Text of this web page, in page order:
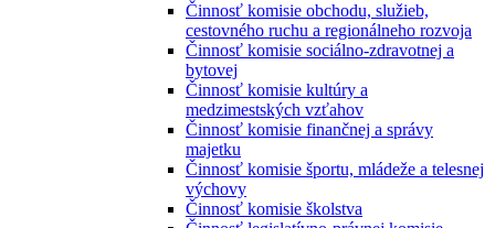
Činnosť komisie obchodu, služieb,
cestovného ruchu a regionálneho rozvoja
Činnosť komisie sociálno-zdravotnej a
bytovej
Činnosť komisie kultúry a
medzimestských vzťahov
Činnosť komisie finančnej a správy
majetku
Činnosť komisie športu, mládeže a telesnej
výchovy
Činnosť komisie školstva